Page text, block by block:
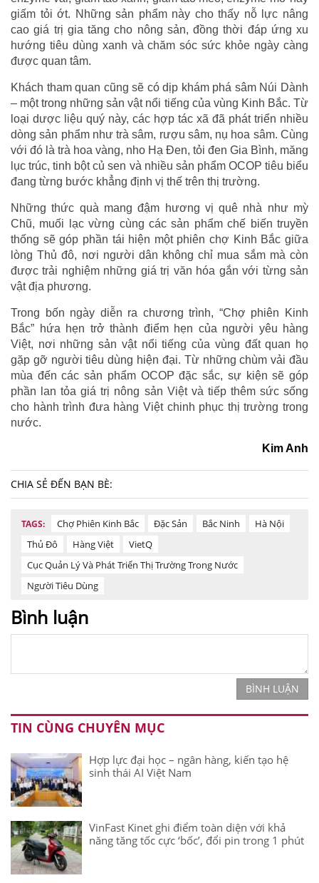
giấm tỏi ớt. Những sản phẩm này cho thấy nỗ lực nâng
cao giá trị gia tăng cho nông sản, đồng thời đáp ứng xu
hướng tiêu dùng xanh và chăm sóc sức khỏe ngày càng
được quan tâm.
Khách tham quan cũng sẽ có dịp khám phá sâm Núi Dành
– một trong những sản vật nổi tiếng của vùng Kinh Bắc. Từ
loại dược liệu quý này, các hợp tác xã đã phát triển nhiều
dòng sản phẩm như trà sâm, rượu sâm, nụ hoa sâm. Cùng
với đó là trà hoa vàng, nho Hạ Đen, tỏi đen Gia Bình, măng
lục trúc, tinh bột củ sen và nhiều sản phẩm OCOP tiêu biểu
đang từng bước khẳng định vị thế trên thị trường.
Những thức quà mang đậm hương vị quê nhà như mỳ
Chũ, muối lạc vừng cùng các sản phẩm chế biến truyền
thống sẽ góp phần tái hiện một phiên chợ Kinh Bắc giữa
lòng Thủ đô, nơi người dân không chỉ mua sắm mà còn
được trải nghiệm những giá trị văn hóa gắn với từng sản
vật địa phương.
Trong bốn ngày diễn ra chương trình, “Chợ phiên Kinh
Bắc” hứa hẹn trở thành điểm hẹn của người yêu hàng
Việt, nơi những sản vật nổi tiếng của vùng đất quan họ
gặp gỡ người tiêu dùng hiện đại. Từ những chùm vải đầu
mùa đến các sản phẩm OCOP đặc sắc, sự kiện sẽ góp
phần lan tỏa giá trị nông sản Việt và tiếp thêm sức sống
cho hành trình đưa hàng Việt chinh phục thị trường trong
nước.
Kim Anh
CHIA SẺ ĐẾN BẠN BÈ:
TAGS: Chợ Phiên Kinh Bắc Đặc Sản Bắc Ninh
Hà Nội
Thủ Đô
Hàng Việt
VietQ
Cục Quản Lý Và Phát Triển Thị Trường Trong Nước
Người Tiêu Dùng
Bình luận
BÌNH LUẬN
TIN CÙNG CHUYÊN MỤC
Hợp lực đại học – ngân hàng, kiến tạo hệ
sinh thái AI Việt Nam
VinFast Kinet ghi điểm toàn diện với khả
năng tăng tốc cực ‘bốc’, đổi pin trong 1 phút